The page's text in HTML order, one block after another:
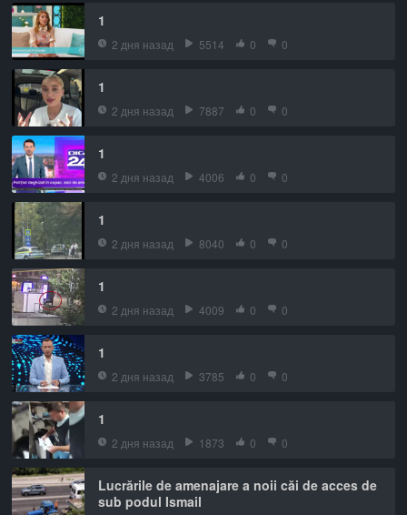
1
2 дня назад 5514 0 0
1
2 дня назад 7887 0 0
1
2 дня назад 4006 0 0
1
2 дня назад 8040 0 0
1
2 дня назад 4009 0 0
1
2 дня назад 3785 0 0
1
2 дня назад 1873 0 0
Lucrările de amenajare a noii căi de acces de
sub podul Ismail